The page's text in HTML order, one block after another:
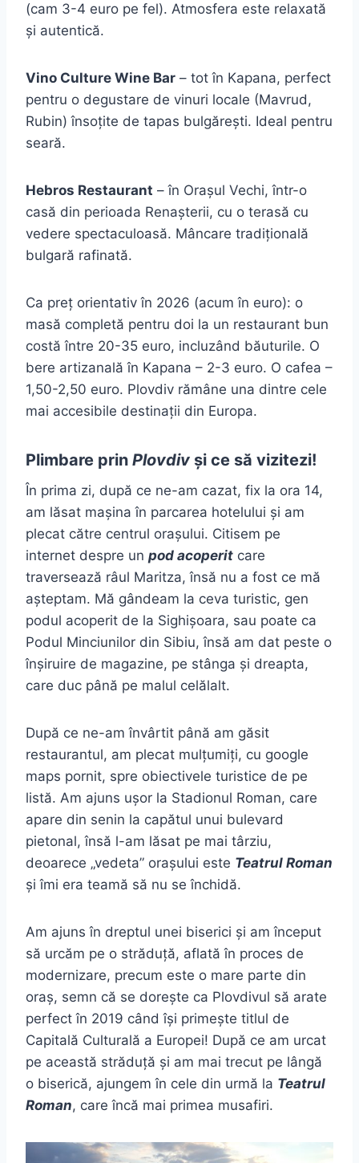
(cam 3-4 euro pe fel). Atmosfera este relaxată
și autentică.
Vino Culture Wine Bar – tot în Kapana, perfect
pentru o degustare de vinuri locale (Mavrud,
Rubin) însoțite de tapas bulgărești. Ideal pentru
seară.
Hebros Restaurant – în Orașul Vechi, într-o
casă din perioada Renașterii, cu o terasă cu
vedere spectaculoasă. Mâncare tradițională
bulgară rafinată.
Ca preț orientativ în 2026 (acum în euro): o
masă completă pentru doi la un restaurant bun
costă între 20-35 euro, incluzând băuturile. O
bere artizanală în Kapana – 2-3 euro. O cafea –
1,50-2,50 euro. Plovdiv rămâne una dintre cele
mai accesibile destinații din Europa.
Plimbare prin Plovdiv și ce să vizitezi!
În prima zi, după ce ne-am cazat, fix la ora 14,
am lăsat mașina în parcarea hotelului și am
plecat către centrul orașului. Citisem pe
internet despre un pod acoperit care
traversează râul Maritza, însă nu a fost ce mă
așteptam. Mă gândeam la ceva turistic, gen
podul acoperit de la Sighișoara, sau poate ca
Podul Minciunilor din Sibiu, însă am dat peste o
înșiruire de magazine, pe stânga și dreapta,
care duc până pe malul celălalt.
După ce ne-am învârtit până am găsit
restaurantul, am plecat mulțumiți, cu google
maps pornit, spre obiectivele turistice de pe
listă. Am ajuns ușor la Stadionul Roman, care
apare din senin la capătul unui bulevard
pietonal, însă l-am lăsat pe mai târziu,
deoarece „vedeta” orașului este Teatrul Roman
și îmi era teamă să nu se închidă.
Am ajuns în dreptul unei biserici și am început
să urcăm pe o străduță, aflată în proces de
modernizare, precum este o mare parte din
oraș, semn că se dorește ca Plovdivul să arate
perfect în 2019 când își primește titlul de
Capitală Culturală a Europei! După ce am urcat
pe această străduță și am mai trecut pe lângă
o biserică, ajungem în cele din urmă la Teatrul
Roman, care încă mai primea musafiri.